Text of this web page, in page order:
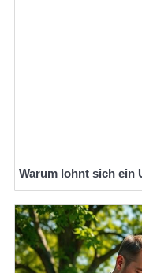
Warum lohnt sich ein